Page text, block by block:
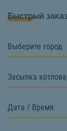
Быстрый
Выберите город
Засыпка